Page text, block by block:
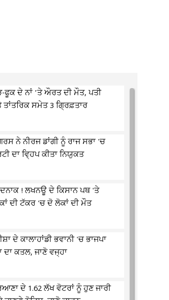
ਫੂਕ ਦੇ ਨਾਂ ’ਤੇ ਔਰਤ ਦੀ ਮੌਤ, ਪਤੀ
ਸਮੇਤ 3 ਗ੍ਰਿਫ਼ਤਾਰ
ਨੇ ਨੀਰਜ ਡਾਂਗੀ ਨੂੰ ਰਾਜ ਸਭਾ 'ਚ
ਦਾ ਵ੍ਹਿਪ ਕੀਤਾ ਨਿਯੁਕਤ
! ਲਖਨਊ ਦੇ ਕਿਸਾਨ ਪਥ 'ਤੇ
ਦੀ ਟੱਕਰ 'ਚ ਦੋ ਲੋਕਾਂ ਦੀ ਮੌਤ
ਦੇ ਕਾਲਾਹਾਂਡੀ ਭਵਾਨੀ 'ਚ ਭਾਜਪਾ
ਦਾ ਕਤਲ, ਜਾਣੋ ਵਜ੍ਹਾ
ਦੇ 1.62 ਲੱਖ ਵੋਟਰਾਂ ਨੂੰ ਹੁਣ ਜਾਰੀ